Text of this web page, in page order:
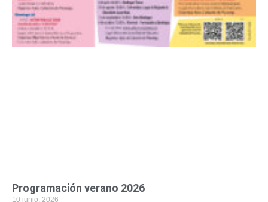
Programación verano 2026
10 junio, 2026